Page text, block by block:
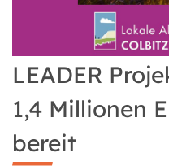
LEADER
1,4 Millionen
bereit